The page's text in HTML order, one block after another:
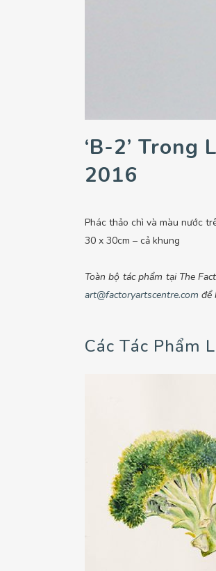
‘B-2’ Trong
2016
Phác thảo chì và màu nước
30 x 30cm – cả khung
Toàn bộ tác phẩm tại The
art@factoryartscentre.com để
Các Tác Phẩm